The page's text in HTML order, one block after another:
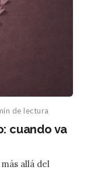
de lectura
cuando va
allá del